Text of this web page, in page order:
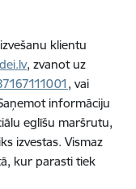
klientu
, zvanot uz
, vai
informāciju
eglīšu maršrutu,
izvestas. Vismaz
kur parasti tiek